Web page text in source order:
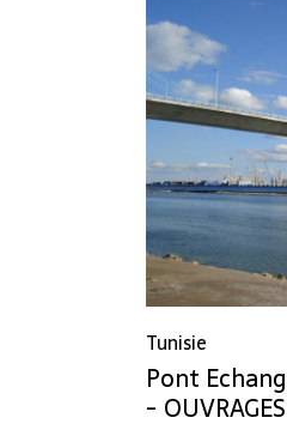
Tunisie
Pont
-